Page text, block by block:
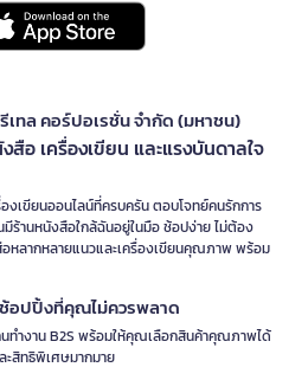
เทล คอร์ปอเรชั่น จำกัด (มหาชน)
อ เครื่องเขียน และแรงบันดาลใจ
งเขียนออนไลน์ที่ครบครัน ตอบโจทย์คนรักการ
ร้านหนังสือใกล้ฉันอยู่ในมือ ช้อปง่าย ไม่ต้อง
หลากหลายแนวและเครื่องเขียนคุณภาพ พร้อม
ช้อปปิ้งที่คุณไม่ควรพลาด
ทำงาน B2S พร้อมให้คุณเลือกสินค้าคุณภาพได้
ะสิทธิพิเศษมากมาย